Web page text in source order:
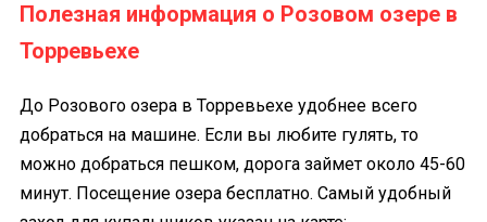
Полезная информация о Розовом озере в
Торревьехе
До Розового озера в Торревьехе удобнее всего
добраться на машине. Если вы любите гулять, то
можно добраться пешком, дорога займет около 45-60
минут. Посещение озера бесплатно. Самый удобный